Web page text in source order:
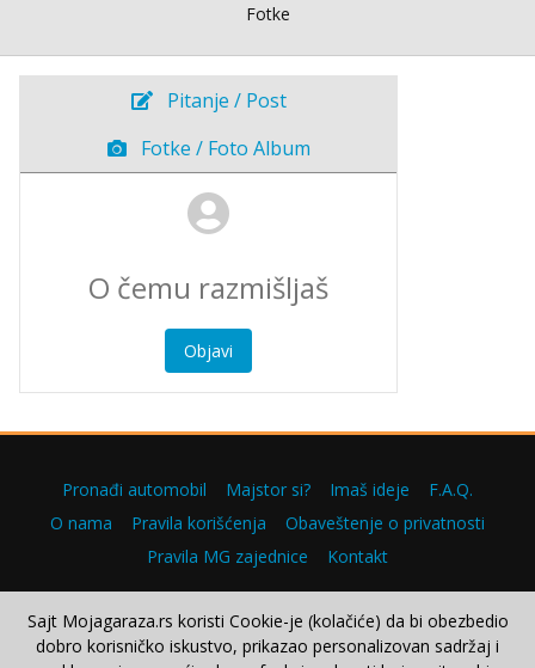
Fotke
Pitanje / Post
Fotke / Foto Album
Objavi
Pronađi automobil Majstor si? Imaš ideje
F.A.Q.
O nama
Pravila korišćenja
Obaveštenje o privatnosti
Pravila MG zajednice
Kontakt
Copyright © 2000–2026.
Sajt Mojagaraza.rs koristi Cookie-je (kolačiće) da bi obezbedio
dobro korisničko iskustvo, prikazao personalizovan sadržaj i